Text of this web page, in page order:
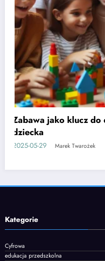
Etapy rozwoju
wspierać
2025-06-05 Marek Twarożek
Kategorie
Cyfrowa
edukacja przedszkolna